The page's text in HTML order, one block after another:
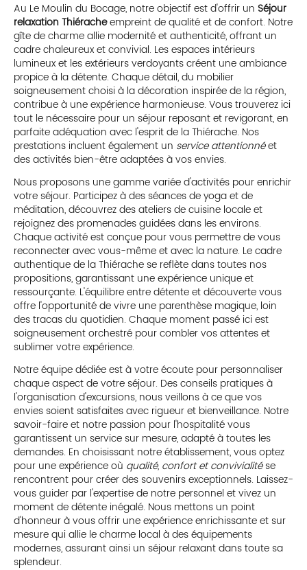
Au Le Moulin du Bocage, notre objectif est d'offrir un Séjour
relaxation Thiéracheempreint de qualité et de confort. Notre
gîte de charme allie modernité et authenticité, offrant un
cadre chaleureux et convivial. Les espaces intérieurs
lumineux et les extérieurs verdoyants créent une ambiance
propice à la détente. Chaque détail, du mobilier
soigneusement choisi à la décoration inspirée de la région,
contribue à une expérience harmonieuse. Vous trouverez ici
tout le nécessaire pour un séjour reposant et revigorant, en
parfaite adéquation avec l'esprit de la Thiérache. Nos
prestations incluent également un service attentionnéet
des activités bien-être adaptées à vos envies.
Nous proposons une gamme variée d'activités pour enrichir
votre séjour. Participez à des séances de yoga et de
méditation, découvrez des ateliers de cuisine locale et
rejoignez des promenades guidées dans les environs.
Chaque activité est conçue pour vous permettre de vous
reconnecter avec vous-même et avec la nature. Le cadre
authentique de la Thiérache se reflète dans toutes nos
propositions, garantissant une expérience unique et
ressourçante. L'équilibre entre détente et découverte vous
offre l'opportunité de vivre une parenthèse magique, loin
des tracas du quotidien. Chaque moment passé ici est
soigneusement orchestré pour combler vos attentes et
sublimer votre expérience.
Notre équipe dédiée est à votre écoute pour personnaliser
chaque aspect de votre séjour. Des conseils pratiques à
l'organisation d'excursions, nous veillons à ce que vos
envies soient satisfaites avec rigueur et bienveillance. Notre
savoir-faire et notre passion pour l'hospitalité vous
garantissent un service sur mesure, adapté à toutes les
demandes. En choisissant notre établissement, vous optez
pour une expérience où qualité, confort et convivialitése
rencontrent pour créer des souvenirs exceptionnels. Laissez-
vous guider par l'expertise de notre personnel et vivez un
moment de détente inégalé. Nous mettons un point
d'honneur à vous offrir une expérience enrichissante et sur
mesure qui allie le charme local à des équipements
modernes, assurant ainsi un séjour relaxant dans toute sa
splendeur.